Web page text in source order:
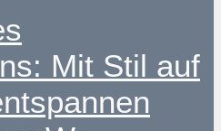
Mit Stil auf